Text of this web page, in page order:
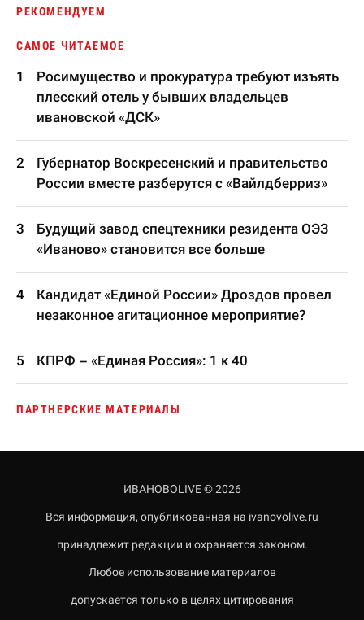
РЕКОМЕНДУЕМ
САМОЕ ЧИТАЕМОЕ
Росимущество и прокуратура требуют изъять
плесский отель у бывших владельцев
ивановской «ДСК»
Губернатор Воскресенский и правительство
России вместе разберутся с «Вайлдберриз»
Будущий завод спецтехники резидента ОЭЗ
«Иваново» становится все больше
Кандидат «Единой России» Дроздов провел
незаконное агитационное мероприятие?
КПРФ – «Единая Россия»: 1 к 40
ПАРТНЕРСКИЕ МАТЕРИАЛЫ
ИВАНОВОLIVE © 2026
Вся информация, опубликованная на ivanovolive.ru
принадлежит редакции и охраняется законом.
Любое использование материалов
допускается только в целях цитирования